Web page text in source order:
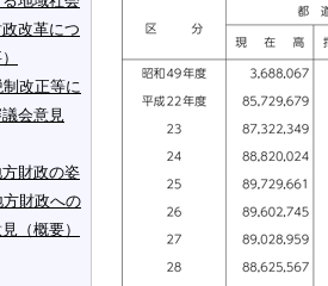
改革につ
改正等に
会意見
財政の姿
方財政への
（概要）